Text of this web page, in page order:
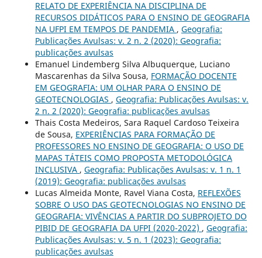
RELATO DE EXPERIÊNCIA NA DISCIPLINA DE
RECURSOS DIDÁTICOS PARA O ENSINO DE GEOGRAFIA
NA UFPI EM TEMPOS DE PANDEMIA , Geografia:
Publicações Avulsas: v. 2 n. 2 (2020): Geografia:
publicações avulsas
Emanuel Lindemberg Silva Albuquerque, Luciano
Mascarenhas da Silva Sousa, FORMAÇÃO DOCENTE
EM GEOGRAFIA: UM OLHAR PARA O ENSINO DE
GEOTECNOLOGIAS , Geografia: Publicações Avulsas: v.
2 n. 2 (2020): Geografia: publicações avulsas
Thais Costa Medeiros, Sara Raquel Cardoso Teixeira
de Sousa, EXPERIÊNCIAS PARA FORMAÇÃO DE
PROFESSORES NO ENSINO DE GEOGRAFIA: O USO DE
MAPAS TÁTEIS COMO PROPOSTA METODOLÓGICA
INCLUSIVA , Geografia: Publicações Avulsas: v. 1 n. 1
(2019): Geografia: publicações avulsas
Lucas Almeida Monte, Ravel Viana Costa, REFLEXÕES
SOBRE O USO DAS GEOTECNOLOGIAS NO ENSINO DE
GEOGRAFIA: VIVÊNCIAS A PARTIR DO SUBPROJETO DO
PIBID DE GEOGRAFIA DA UFPI (2020-2022) , Geografia:
Publicações Avulsas: v. 5 n. 1 (2023): Geografia:
publicações avulsas